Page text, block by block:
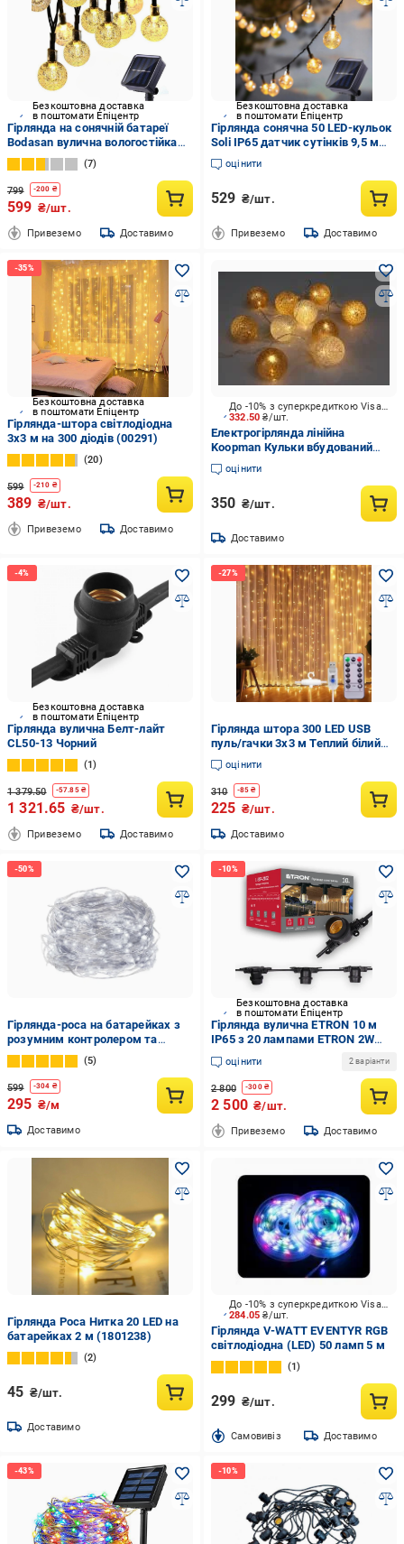
Безкоштовна доставка
в поштомати Епіцентр
Гірлянда на сонячній батареї
Bodasan вулична вологостійка
50LED 7 м (2342897856)
7
799 -200 ₴
599 ₴/шт.
Привеземо Доставимо
Безкоштовна доставка
в поштомати Епіцентр
Гірлянда сонячна 50 LED-кульок
Soli IP65 датчик сутінків 9,5 м
Тепле біле світло (33977505)
оцінити
529 ₴/шт.
Привеземо Доставимо
Безкоштовна доставка
в поштомати Епіцентр
Гірлянда-штора світлодіодна
3х3 м на 300 діодів (00291)
20
599 -210 ₴
389 ₴/шт.
Привеземо Доставимо
332.50₴/шт.
До -10% з суперкредиткою Visa Вигода
Електрогірлянда лінійна
Koopman Кульки вбудований
світлодіод (LED) 10 ламп 1,5 м
(AMZ000530)
оцінити
350 ₴/шт.
Доставимо
Безкоштовна доставка
в поштомати Епіцентр
Гірлянда вулична Белт-лайт
CL50-13 Чорний
1
1 379.50 -57.85₴
1 321.65 ₴/шт.
Привеземо Доставимо
Гірлянда штора 300 LED USB
пуль/гачки 3х3 м Теплий білий
(29854805)
оцінити
310 -85 ₴
225 ₴/шт.
Доставимо
Гірлянда-роса на батарейках з
розумним контролером та
трьома режимами світла 50 LED
ламп 5 м Холодний білий
(f3274319)
5
599 -304 ₴
295 ₴/м
Доставимо
Безкоштовна доставка
в поштомати Епіцентр
Гірлянда вулична ETRON 10 м
IP65 з 20 лампами ETRON 2W
G45 E27 (18189586)
оцінити 2 варіанти
2 800 -300₴
2 500 ₴/шт.
Привеземо Доставимо
Гірлянда Роса Нитка 20 LED на
батарейках 2 м (1801238)
2
45 ₴/шт.
Доставимо
284.05₴/шт.
До -10% з суперкредиткою Visa Вигода
Гірлянда V-WATT EVENTYR RGB
світлодіодна (LED) 50 ламп 5 м
1
299 ₴/шт.
Cамовивіз Доставимо